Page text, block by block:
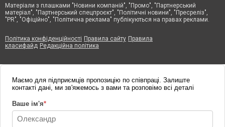
Матеріали з плашками "Новини компаній", "Промо", "Партнерський
матеріал", "Партнерський спецпроєкт", "Політичні новини", "Пресреліз",
"PR", "Офіційно", "Політична реклама" публікуються на правах реклами.
Політика конфіденційності Правила сайту Правила
класифайд Редакційна політика
Маємо для підприємців пропозицію по співпраці. Залиште
контакті дані, ми зв'яжемось з вами та розповімо всі деталі
Ваше ім'я*